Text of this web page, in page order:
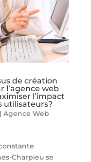
de création
l’agence web
l’impact
utilisateurs?
Agence Web
Charpieu se